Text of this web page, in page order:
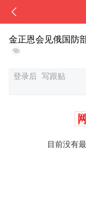
金正恩会见俄国防
目前没有